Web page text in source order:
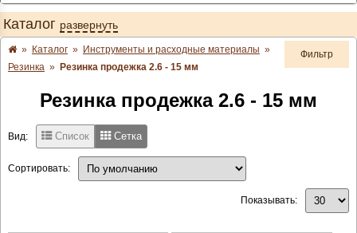
Каталог развернуть
Фильтр
» Каталог » Инструменты и расходные материалы »
Резинка » Резинка продежка 2.6 - 15 мм
Резинка продежка 2.6 - 15 мм
Вид: Список Сетка
Сортировать:
Показывать: